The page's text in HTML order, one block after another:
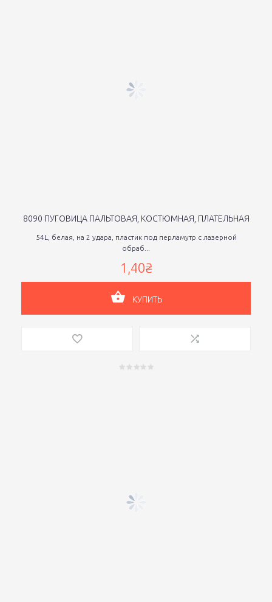
8090 ПУГОВИЦА ПАЛЬТОВАЯ, КОСТЮМНАЯ, ПЛАТЕЛЬНАЯ
54L, белая, на 2 удара, пластик под перламутр с лазерной
обраб...
1,40₴
КУПИТЬ